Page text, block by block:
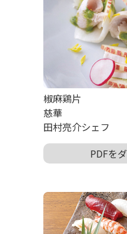
椒麻鶏片
慈華
田村亮介シェフ
PDFを